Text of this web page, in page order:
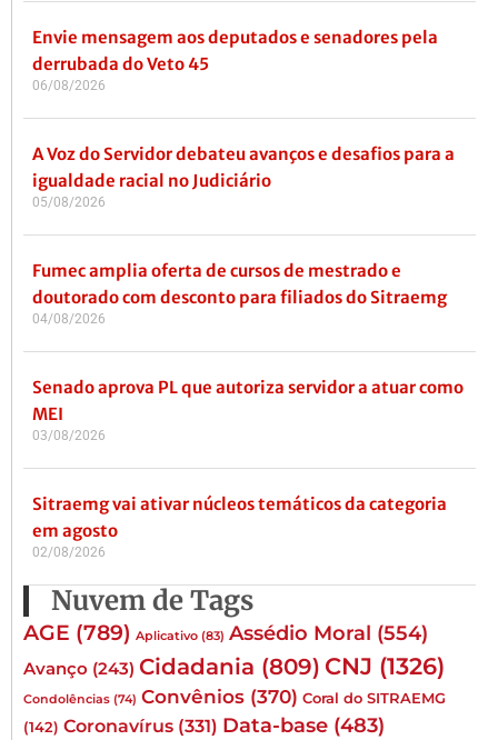
Envie mensagem aos deputados e senadores pela
derrubada do Veto 45
06/08/2026
A Voz do Servidor debateu avanços e desafios para a
igualdade racial no Judiciário
05/08/2026
Fumec amplia oferta de cursos de mestrado e
doutorado com desconto para filiados do Sitraemg
04/08/2026
Senado aprova PL que autoriza servidor a atuar como
MEI
03/08/2026
Sitraemg vai ativar núcleos temáticos da categoria
em agosto
02/08/2026
Nuvem de Tags
AGE (789) Aplicativo (83) Assédio Moral (554)
Avanço (243) Cidadania (809) CNJ (1326)
Condolências (74) Convênios (370) Coral do SITRAEMG
(142) Coronavírus (331) Data-base (483)